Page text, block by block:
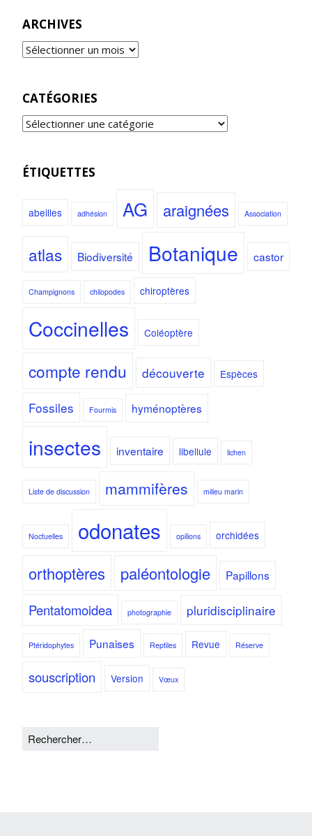
ARCHIVES
CATÉGORIES
ÉTIQUETTES
abeilles adhésion AG araignées Association
atlas Biodiversité Botanique castor
Champignons chilopodes chiroptères
Coccinelles Coléoptère
compte rendu découverte Espèces
Fossiles Fourmis hyménoptères
insectes inventaire libellule lichen
Liste de discussion mammifères milieu marin
Noctuelles odonates opilions orchidées
orthoptères paléontologie Papillons
Pentatomoidea photographie pluridisciplinaire
Ptéridophytes Punaises Reptiles Revue Réserve
souscription Version Vœux